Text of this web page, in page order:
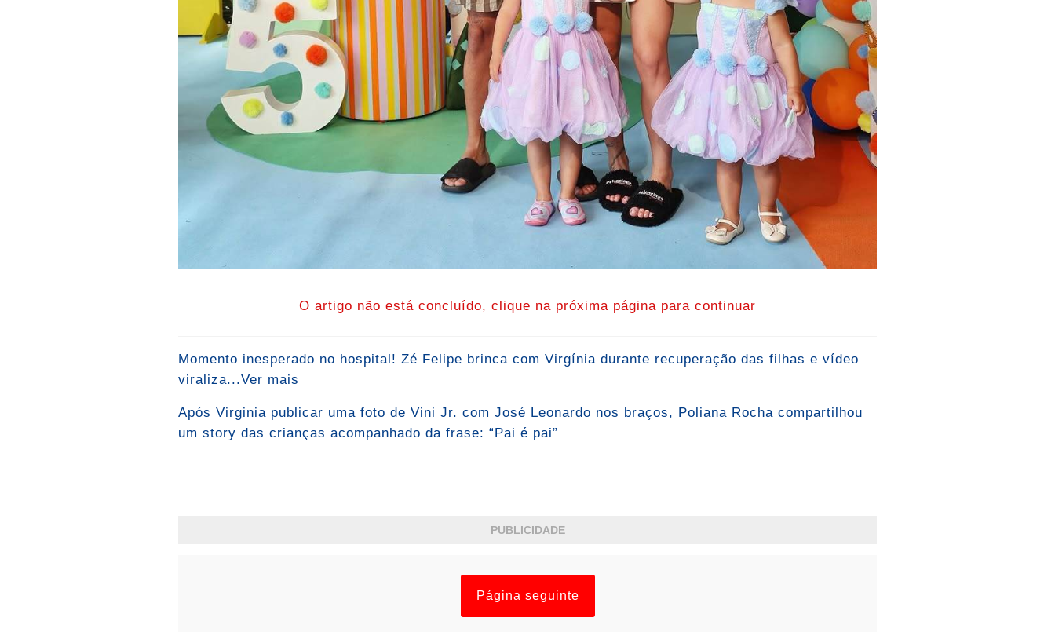
O artigo não está concluído, clique na próxima página para continuar
Momento inesperado no hospital! Zé Felipe brinca com Virgínia durante recuperação das filhas e vídeo
viraliza...Ver mais
Após Virginia publicar uma foto de Vini Jr. com José Leonardo nos braços, Poliana Rocha compartilhou
um story das crianças acompanhado da frase: “Pai é pai”
PUBLICIDADE
Página seguinte